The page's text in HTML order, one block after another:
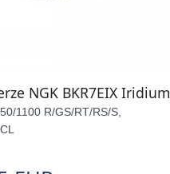
NGK BKR7EIX Iridium
1100 R/GS/RT/RS/S,